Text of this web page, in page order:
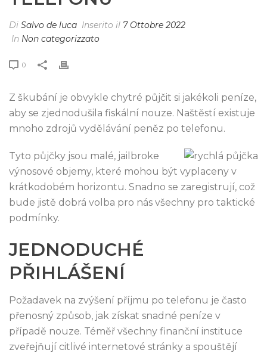
Di Salvo de luca Inserito il 7 Ottobre 2022
In Non categorizzato
0
Z škubání je obvykle chytré půjčit si jakékoli peníze,
aby se zjednodušila fiskální nouze. Naštěstí existuje
mnoho zdrojů vydělávání peněz po telefonu.
Tyto půjčky jsou malé, jailbroke
výnosové objemy, které mohou být vyplaceny v
krátkodobém horizontu. Snadno se zaregistrují, což
bude jistě dobrá volba pro nás všechny pro taktické
podmínky.
JEDNODUCHÉ
PŘIHLÁŠENÍ
Požadavek na zvýšení příjmu po telefonu je často
přenosný způsob, jak získat snadné peníze v
případě nouze. Téměř všechny finanční instituce
zveřejňují citlivé internetové stránky a spouštějí